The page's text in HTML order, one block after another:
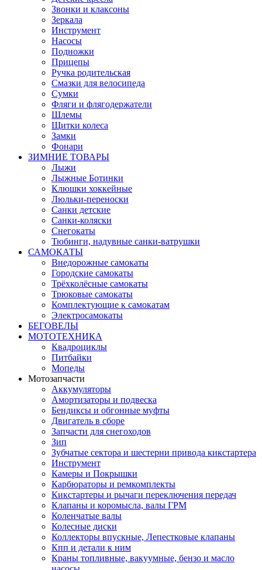
Звонки и клаксоны
Зеркала
Инструмент
Насосы
Подножки
Прицепы
Ручка родительская
Смазки для велосипеда
Сумки
Фляги и флягодержатели
Шлемы
Щитки колеса
Замки
Фонари
ЗИМНИЕ ТОВАРЫ
Лыжи
Лыжные Ботинки
Клюшки хоккейные
Люльки-переноски
Санки детские
Санки-коляски
Снегокаты
Тюбинги, надувные санки-ватрушки
САМОКАТЫ
Внедорожные самокаты
Городские самокаты
Трёхколёсные самокаты
Трюковые самокаты
Комплектующие к самокатам
Электросамокаты
БЕГОВЕЛЫ
МОТОТЕХНИКА
Квадроциклы
Питбайки
Мопеды
Мотозапчасти
Аккумуляторы
Амортизаторы и подвеска
Бендиксы и обгонные муфты
Двигатель в сборе
Запчасти для снегоходов
Зип
Зубчатые сектора и шестерни привода кикстартера
Инструмент
Камеры и Покрышки
Карбюраторы и ремкомплекты
Кикстартеры и рычаги переключения передач
Клапаны и коромысла, валы ГРМ
Коленчатые валы
Колесные диски
Коллекторы впускные, Лепестковые клапаны
Кпп и детали к ним
Краны топливные, вакуумные, бензо и масло